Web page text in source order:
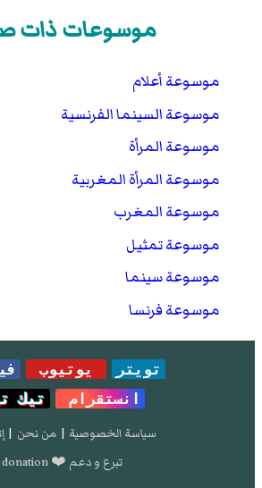
موسوعات ذات
موسوعة أعلام
موسوعة السينما الفرنسية
موسوعة المرأة
موسوعة المرأة المغربية
موسوعة المغرب
موسوعة تمثيل
موسوعة سينما
موسوعة فرنسا
تويتر يوتيوب
انستقرام
تيك
سياسة الخصوصية | من نحن |
تبرع و دعم ❤️ donation